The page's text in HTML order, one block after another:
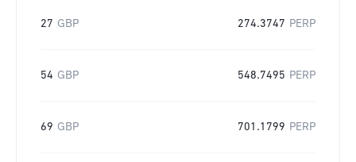
27 GBP 274.3747 PERP
54 GBP 548.7495 PERP
69 GBP 701.1799 PERP